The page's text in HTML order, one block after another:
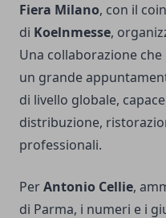
Fiera Milano, con il
di Koelnmesse,
Una collaborazione
un grande
di livello globale,
distribuzione,
professionali.
PerAntonio Cellie,
di Parma, i numeri e i